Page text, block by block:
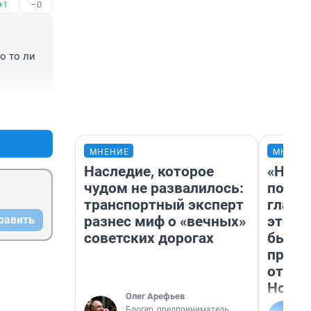
–0
то ли
есть
МНЕНИЕ
Наследие, которое
чудом не развалилось:
транспортный эксперт
разнес миф о «вечных»
советских дорогах
Олег Арефьев
этого
бьет